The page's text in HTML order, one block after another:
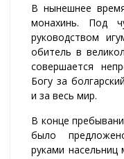
В нынешнее
монахинь. Под
руководством
обитель в
совершается
Богу за
и за весь мир.
В конце
было
руками насельниц